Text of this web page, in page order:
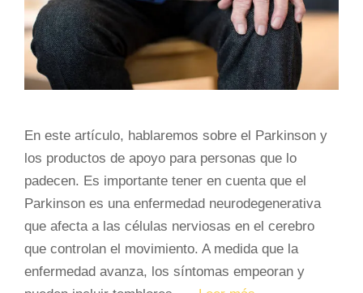
En este artículo, hablaremos sobre el Parkinson y
los productos de apoyo para personas que lo
padecen. Es importante tener en cuenta que el
Parkinson es una enfermedad neurodegenerativa
que afecta a las células nerviosas en el cerebro
que controlan el movimiento. A medida que la
enfermedad avanza, los síntomas empeoran y